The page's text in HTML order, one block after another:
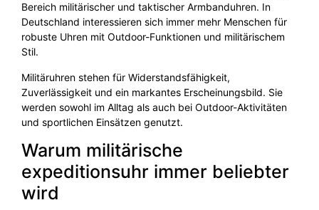
Bereich militärischer und taktischer Armbanduhren. In
Deutschland interessieren sich immer mehr Menschen für
robuste Uhren mit Outdoor-Funktionen und militärischem
Stil.
Militäruhren stehen für Widerstandsfähigkeit,
Zuverlässigkeit und ein markantes Erscheinungsbild. Sie
werden sowohl im Alltag als auch bei Outdoor-Aktivitäten
und sportlichen Einsätzen genutzt.
Warum militärische
expeditionsuhr immer beliebter
wird